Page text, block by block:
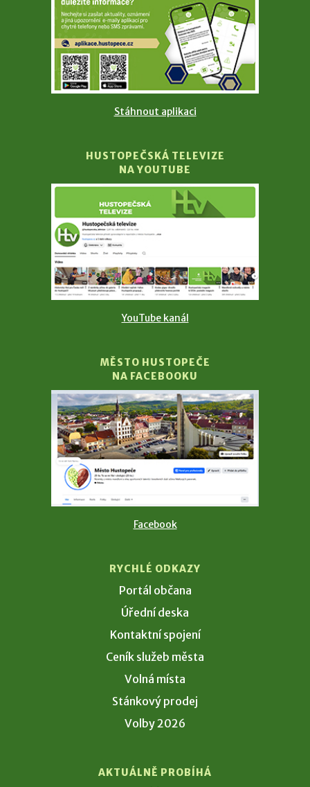
Stáhnout aplikaci
HUSTOPEČSKÁ TELEVIZE
NA YOUTUBE
YouTube kanál
MĚSTO HUSTOPEČE
NA FACEBOOKU
Facebook
RYCHLÉ ODKAZY
Portál občana
Úřední deska
Kontaktní spojení
Ceník služeb města
Volná místa
Stánkový prodej
Volby 2026
AKTUÁLNĚ PROBÍHÁ